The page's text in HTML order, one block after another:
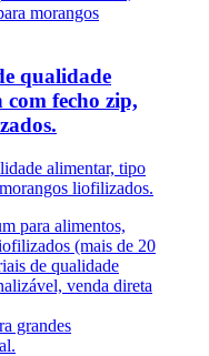
qualidade
fecho zip,
alimentar, tipo
liofilizados.
para alimentos,
(mais de 20
de qualidade
venda direta
grandes